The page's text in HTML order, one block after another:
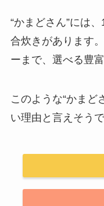
“かまどさん”には
合炊きがあります。
ーまで、選べる豊
このような“かまど
い理由と言えそうで